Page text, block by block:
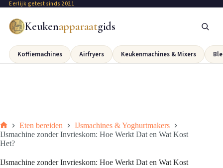
Eerlijk getest sinds 2021
Keukenapparaatgids
Koffiemachines Airfryers Keukenmachines & Mixers
Eten bereiden
IJsmachines & Yoghurtmakers
IJsmachine zonder Invrieskom: Hoe Werkt Dat en Wat Kost
Het?
IJsmachine zonder Invrieskom: Hoe Werkt Dat en Wat Kost